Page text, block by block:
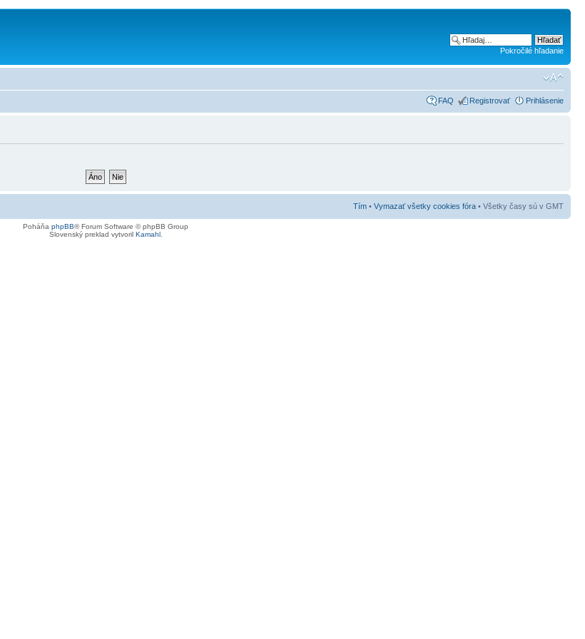
Pokročilé hľadanie
FAQ Registrovať Prihlásenie
Tím • Vymazať všetky cookies fóra • Všetky časy sú v GMT
Poháňa phpBB® Forum Software © phpBB Group
Slovenský preklad vytvoril Kamahl.